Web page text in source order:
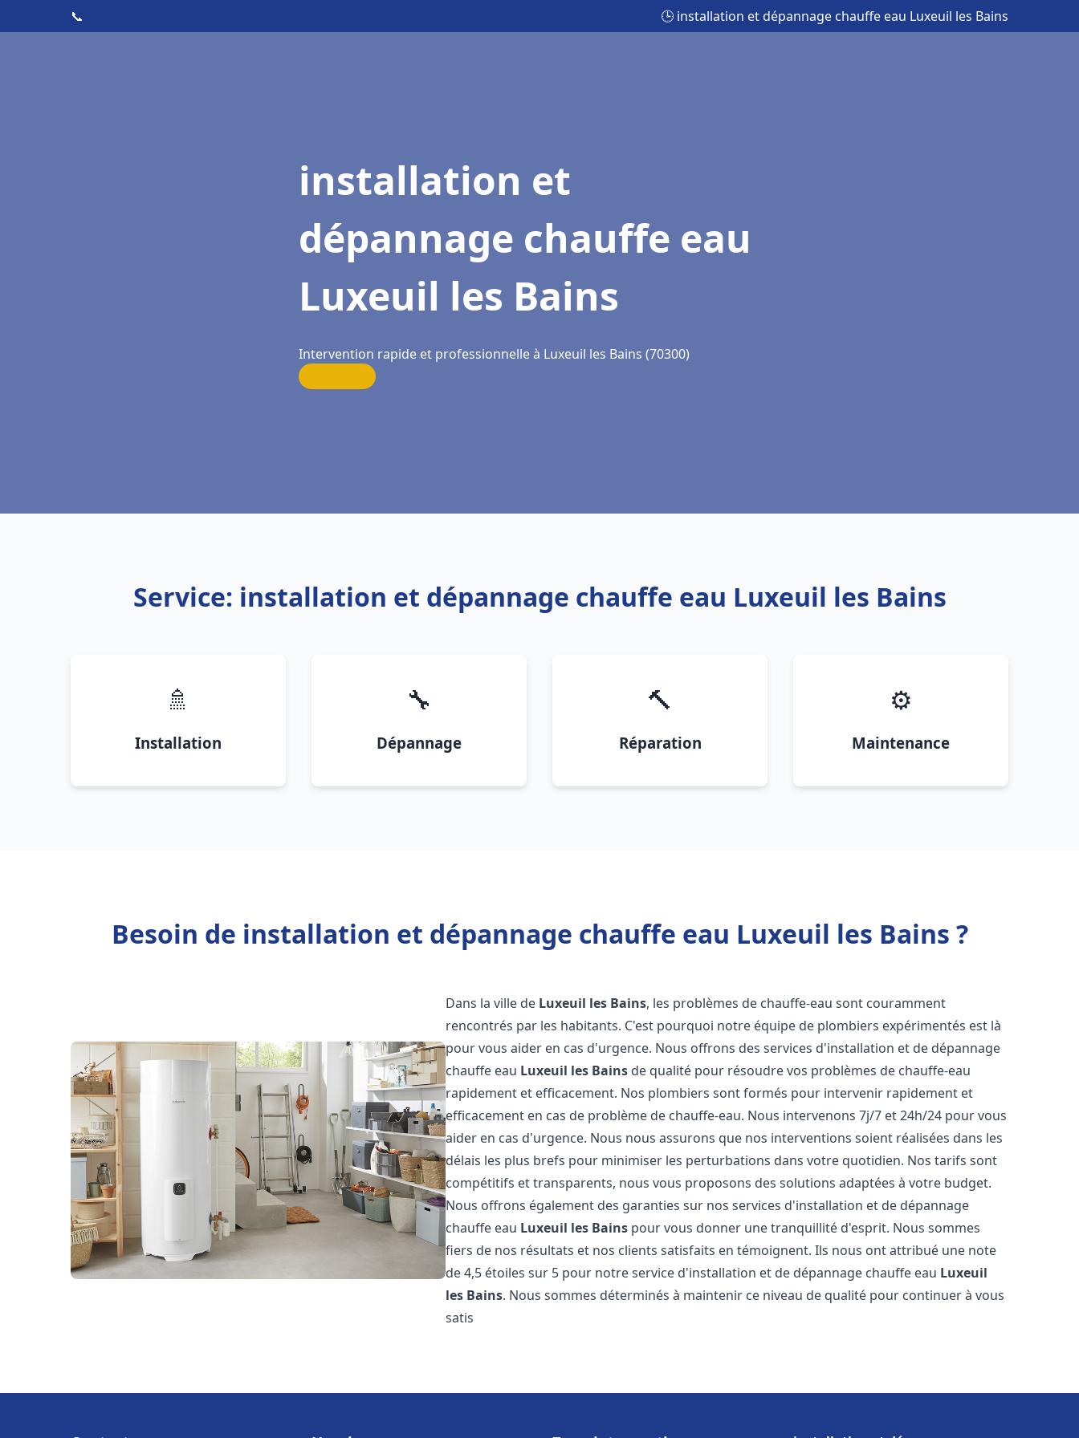
📞 🕒 installation et dépannage chauffe eau Luxeuil les Bains
installation et
dépannage chauffe eau
Luxeuil les Bains
Intervention rapide et professionnelle à Luxeuil les Bains (70300)
Service: installation et dépannage chauffe eau Luxeuil les Bains
🚿
Installation
🔧
Dépannage
🔨
Réparation
⚙️
Maintenance
Besoin de installation et dépannage chauffe eau Luxeuil les Bains ?
Dans la ville de Luxeuil les Bains, les problèmes de chauffe-eau sont couramment
rencontrés par les habitants. C'est pourquoi notre équipe de plombiers expérimentés est là
pour vous aider en cas d'urgence. Nous offrons des services d'installation et de dépannage
chauffe eau Luxeuil les Bains de qualité pour résoudre vos problèmes de chauffe-eau
rapidement et efficacement. Nos plombiers sont formés pour intervenir rapidement et
efficacement en cas de problème de chauffe-eau. Nous intervenons 7j/7 et 24h/24 pour vous
aider en cas d'urgence. Nous nous assurons que nos interventions soient réalisées dans les
délais les plus brefs pour minimiser les perturbations dans votre quotidien. Nos tarifs sont
compétitifs et transparents, nous vous proposons des solutions adaptées à votre budget.
Nous offrons également des garanties sur nos services d'installation et de dépannage
chauffe eau Luxeuil les Bains pour vous donner une tranquillité d'esprit. Nous sommes
fiers de nos résultats et nos clients satisfaits en témoignent. Ils nous ont attribué une note
de 4,5 étoiles sur 5 pour notre service d'installation et de dépannage chauffe eau Luxeuil
les Bains. Nous sommes déterminés à maintenir ce niveau de qualité pour continuer à vous
satis